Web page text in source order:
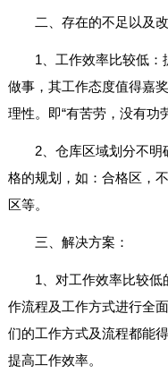
二、存在的不足以及
1、工作效率比较低
做事，其工作态度值得嘉
理性。即“有苦劳，没有功劳
2、仓库区域划分不
格的规划，如：合格区，
区等。
三、解决方案：
1、对工作效率比较
作流程及工作方式进行全
们的工作方式及流程都能
提高工作效率。